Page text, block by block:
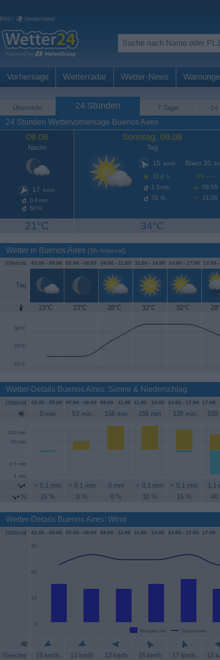
RSS | Deutschland
Vorhersage Wetterradar Wetter-News
Übersicht 24 Stunden 7 Tage 14
24 Stunden Wettervorhersage Buenos Aires
09.08
Nacht
17 km/h
0.4 mm
50 %
21°C
Sonntag, 09.08
Tag
15
km/h
10,0 h
1.3 mm
70 %
Böen 30
UV - - -
06:59
21:08
34°C
Wetter in Buenos Aires (3h-Interval)
Interval 02:00 - 05:00 05:00 - 08:00 08:00 - 11:00 11:00 - 14:00 14:00 - 17:00 17:00
Tag
23°C 23°C 28°C 32°C 32°C
20°C
25°C
30°C
35°C
Wetter-Details Buenos Aires: Sonne & Niederschlag
Interval 02:00 - 05:00 05:00 - 08:00 08:00 - 11:00 11:00 - 14:00 14:00 - 17:00 17:00 -
0 min 53 min 156 min 156 min 128 min 100
60 min
120 min
0.5 mm
1 mm
< 0,1 mm < 0,1 mm 0 mm < 0,1 mm < 0,1 mm
1,1
%
15 % 0 % 0 % 10 % 15 % 40
Wetter-Details Buenos Aires: Wind
Interval 02:00 - 05:00 05:00 - 08:00 08:00 - 11:00 11:00 - 14:00 14:00 - 17:00 17:00 -
Windgeschw. Spitzenböen
0
10
20
30
Geschw. 15 km/h 13 km/h 13 km/h 15 km/h 17 km/h
13